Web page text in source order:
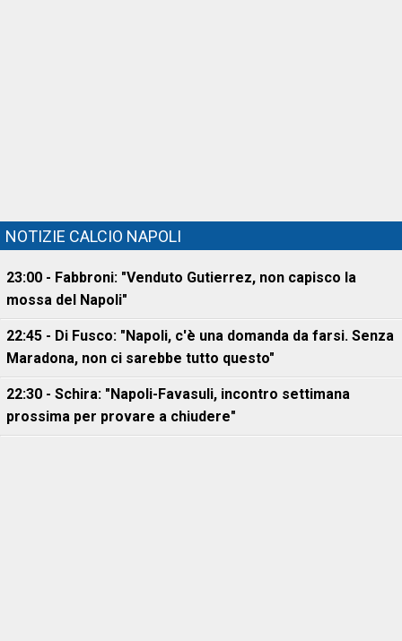
NOTIZIE CALCIO NAPOLI
23:00 - Fabbroni: "Venduto Gutierrez, non capisco la
mossa del Napoli"
22:45 - Di Fusco: "Napoli, c'è una domanda da farsi. Senza
Maradona, non ci sarebbe tutto questo"
22:30 - Schira: "Napoli-Favasuli, incontro settimana
prossima per provare a chiudere"